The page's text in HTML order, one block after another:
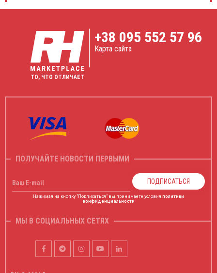
ТО, ЧТО ОТЛИЧАЕТ
+38 095 552 57 96
Карта сайта
ПОЛУЧАЙТЕ НОВОСТИ ПЕРВЫМИ
Ваш E-mail ПОДПИСАТЬСЯ
Нажимая на кнопку "Подписаться" вы принимаете условия политики
конфиденциальности
МЫ В СОЦИАЛЬНЫХ СЕТЯХ